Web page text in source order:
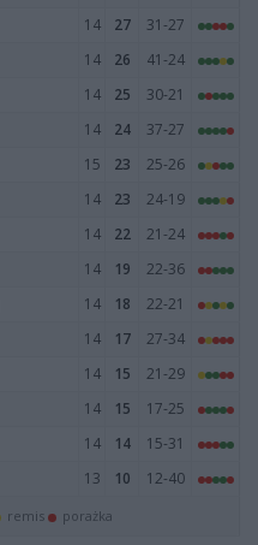
14 27
31-27
14 26
41-24
14 25
30-21
14 24
37-27
15 23
25-26
14 23
24-19
14 22
21-24
14 19
22-36
14 18
22-21
14 17
27-34
14 15
21-29
14 15
17-25
14 14
15-31
13 10 12-40
remis porażka